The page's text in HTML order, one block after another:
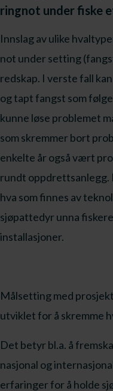
ringnot under fiske
Innslag av ulike
not under setting
redskap. I verste fall
og tapt fangst som
kunne løse problemet
som skremmer bort
enkelte år også vært
rundt oppdrettsanlegg.
hva som finnes av
sjøpattedyr unna
installasjoner.
Målsetting med
utviklet for å skremme
Det betyr bl.a. å
nasjonal og
erfaringer for å holde